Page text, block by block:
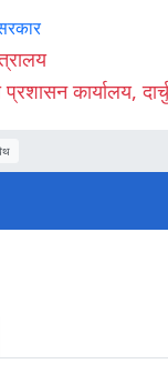
कार्यालय,